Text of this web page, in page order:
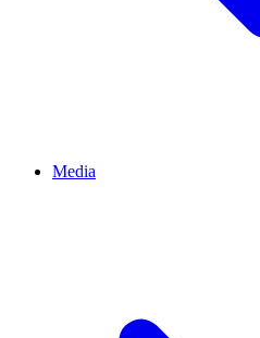
Media